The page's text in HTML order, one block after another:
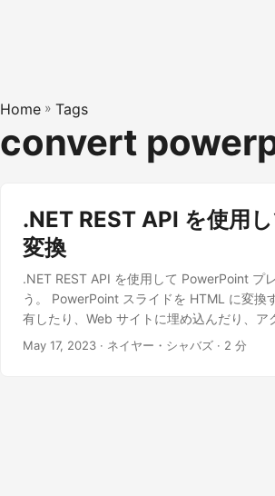
Home » Tags
convert
.NET REST API を使用
変換
.NET REST API を使用して PowerPoint プ
う。 PowerPoint スライドを HTML に変換
有したり、Web サイトに埋め込んだり、ア
May 17, 2023 · ネイヤー・シャバズ · 2 分